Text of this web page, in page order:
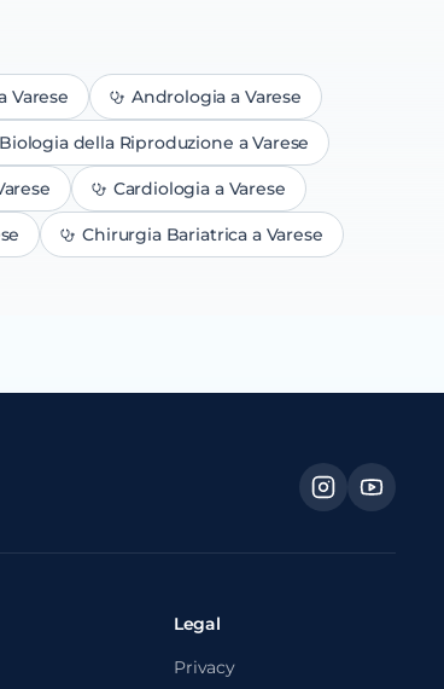
Varese Andrologia a Varese
Biologia della Riproduzione a Varese
Cardiologia a Varese
Chirurgia Bariatrica a Varese
Legal
Privacy